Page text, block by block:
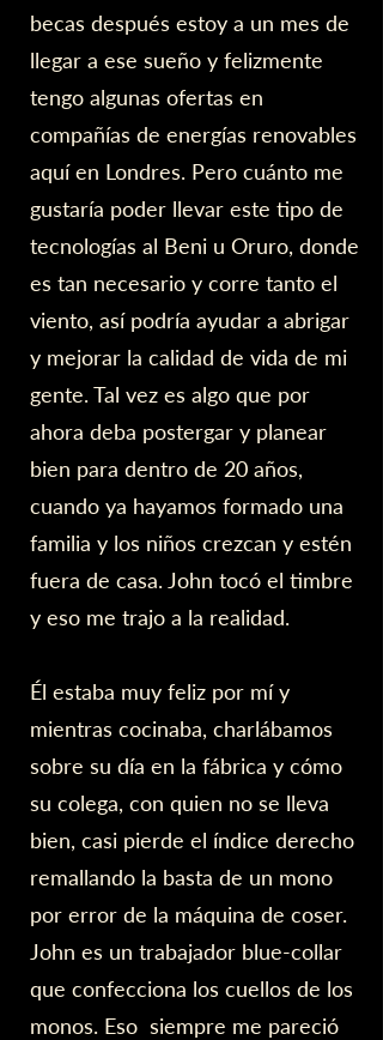
becas después estoy a un mes de
llegar a ese sueño y felizmente
tengo algunas ofertas en
compañías de energías renovables
aquí en Londres. Pero cuánto me
gustaría poder llevar este tipo de
tecnologías al Beni u Oruro, donde
es tan necesario y corre tanto el
viento, así podría ayudar a abrigar
y mejorar la calidad de vida de mi
gente. Tal vez es algo que por
ahora deba postergar y planear
bien para dentro de 20 años,
cuando ya hayamos formado una
familia y los niños crezcan y estén
fuera de casa. John tocó el timbre
y eso me trajo a la realidad.
Él estaba muy feliz por mí y
mientras cocinaba, charlábamos
sobre su día en la fábrica y cómo
su colega, con quien no se lleva
bien, casi pierde el índice derecho
remallando la basta de un mono
por error de la máquina de coser.
John es un trabajador blue-collar
que confecciona los cuellos de los
monos. Eso siempre me pareció